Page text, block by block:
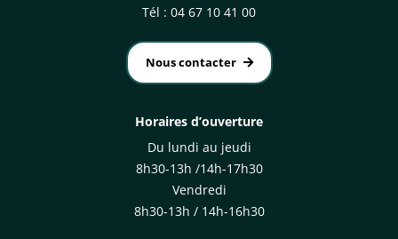
Tél : 04 67 10 41 00
Nous contacter
Horaires d’ouverture
Du lundi au jeudi
8h30-13h /14h-17h30
Vendredi
8h30-13h / 14h-16h30